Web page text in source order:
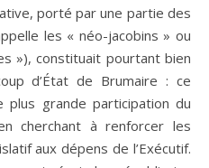
porté par une partie des
les « néo-jacobins » ou
»), constituait pourtant bien
d’État de Brumaire : ce
grande participation du
cherchant à renforcer les
aux dépens de l’Exécutif.